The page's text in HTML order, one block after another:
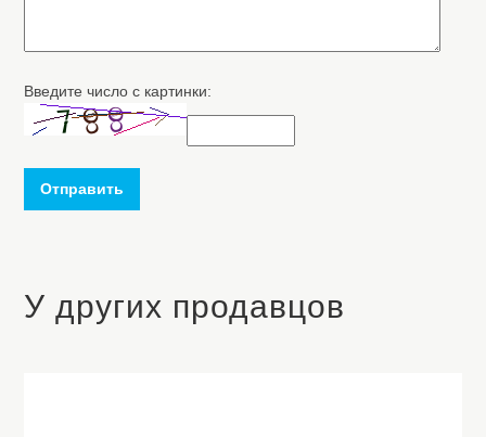
Введите число с картинки:
Отправить
У других продавцов